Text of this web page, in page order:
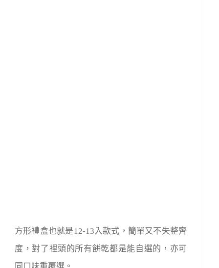
方形禮盒也就是12-13入款式，簡單又不失整齊
度，對了裡頭的所有餅乾都是能自選的，亦可